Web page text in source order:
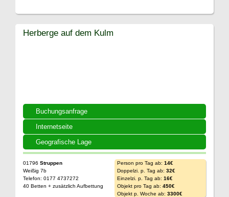
Buchungsanfrage
Internetseite
Geografische Lage
Herberge auf dem Kulm
01796 Struppen
Weißig 7b
Telefon: 0177 4737272
40 Betten + zusätzlich Aufbettung
Person pro Tag ab: 14€
Doppelzi. p. Tag ab: 32€
Einzelzi. p. Tag ab: 16€
Objekt pro Tag ab: 450€
Objekt p. Woche ab: 3300€